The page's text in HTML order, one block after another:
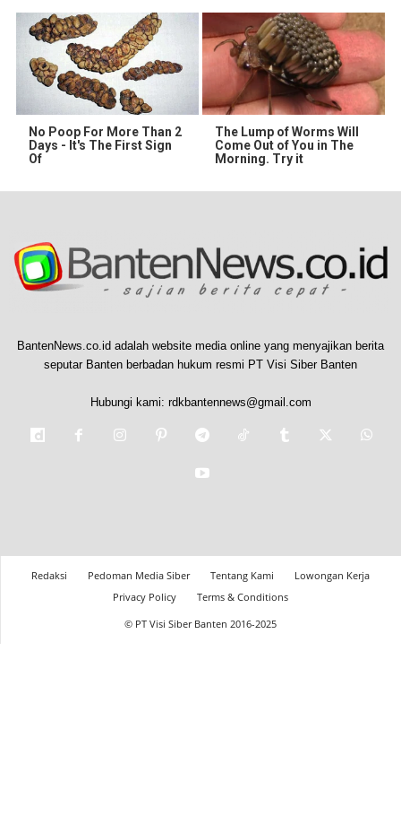
No Poop For More Than 2
Days - It's The First Sign
Of
The Lump of Worms Will
Come Out of You in The
Morning. Try it
BantenNews.co.id adalah website media online yang menyajikan berita
seputar Banten berbadan hukum resmi PT Visi Siber Banten
Hubungi kami: rdkbantennews@gmail.com
Redaksi Pedoman Media Siber Tentang Kami
Lowongan Kerja
Privacy Policy
Terms & Conditions
© PT Visi Siber Banten 2016-2025